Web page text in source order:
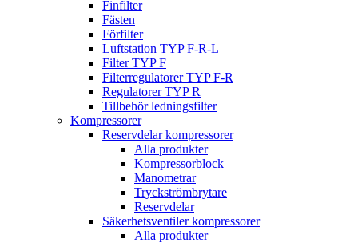
Finfilter
Fästen
Förfilter
Luftstation TYP F-R-L
Filter TYP F
Filterregulatorer TYP F-R
Regulatorer TYP R
Tillbehör ledningsfilter
Kompressorer
Reservdelar kompressorer
Alla produkter
Kompressorblock
Manometrar
Tryckströmbrytare
Reservdelar
Säkerhetsventiler kompressorer
Alla produkter